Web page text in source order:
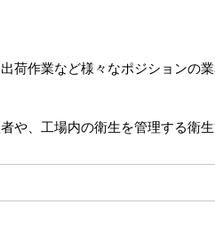
荷作業など様々なポジションの
や、工場内の衛生を管理する衛